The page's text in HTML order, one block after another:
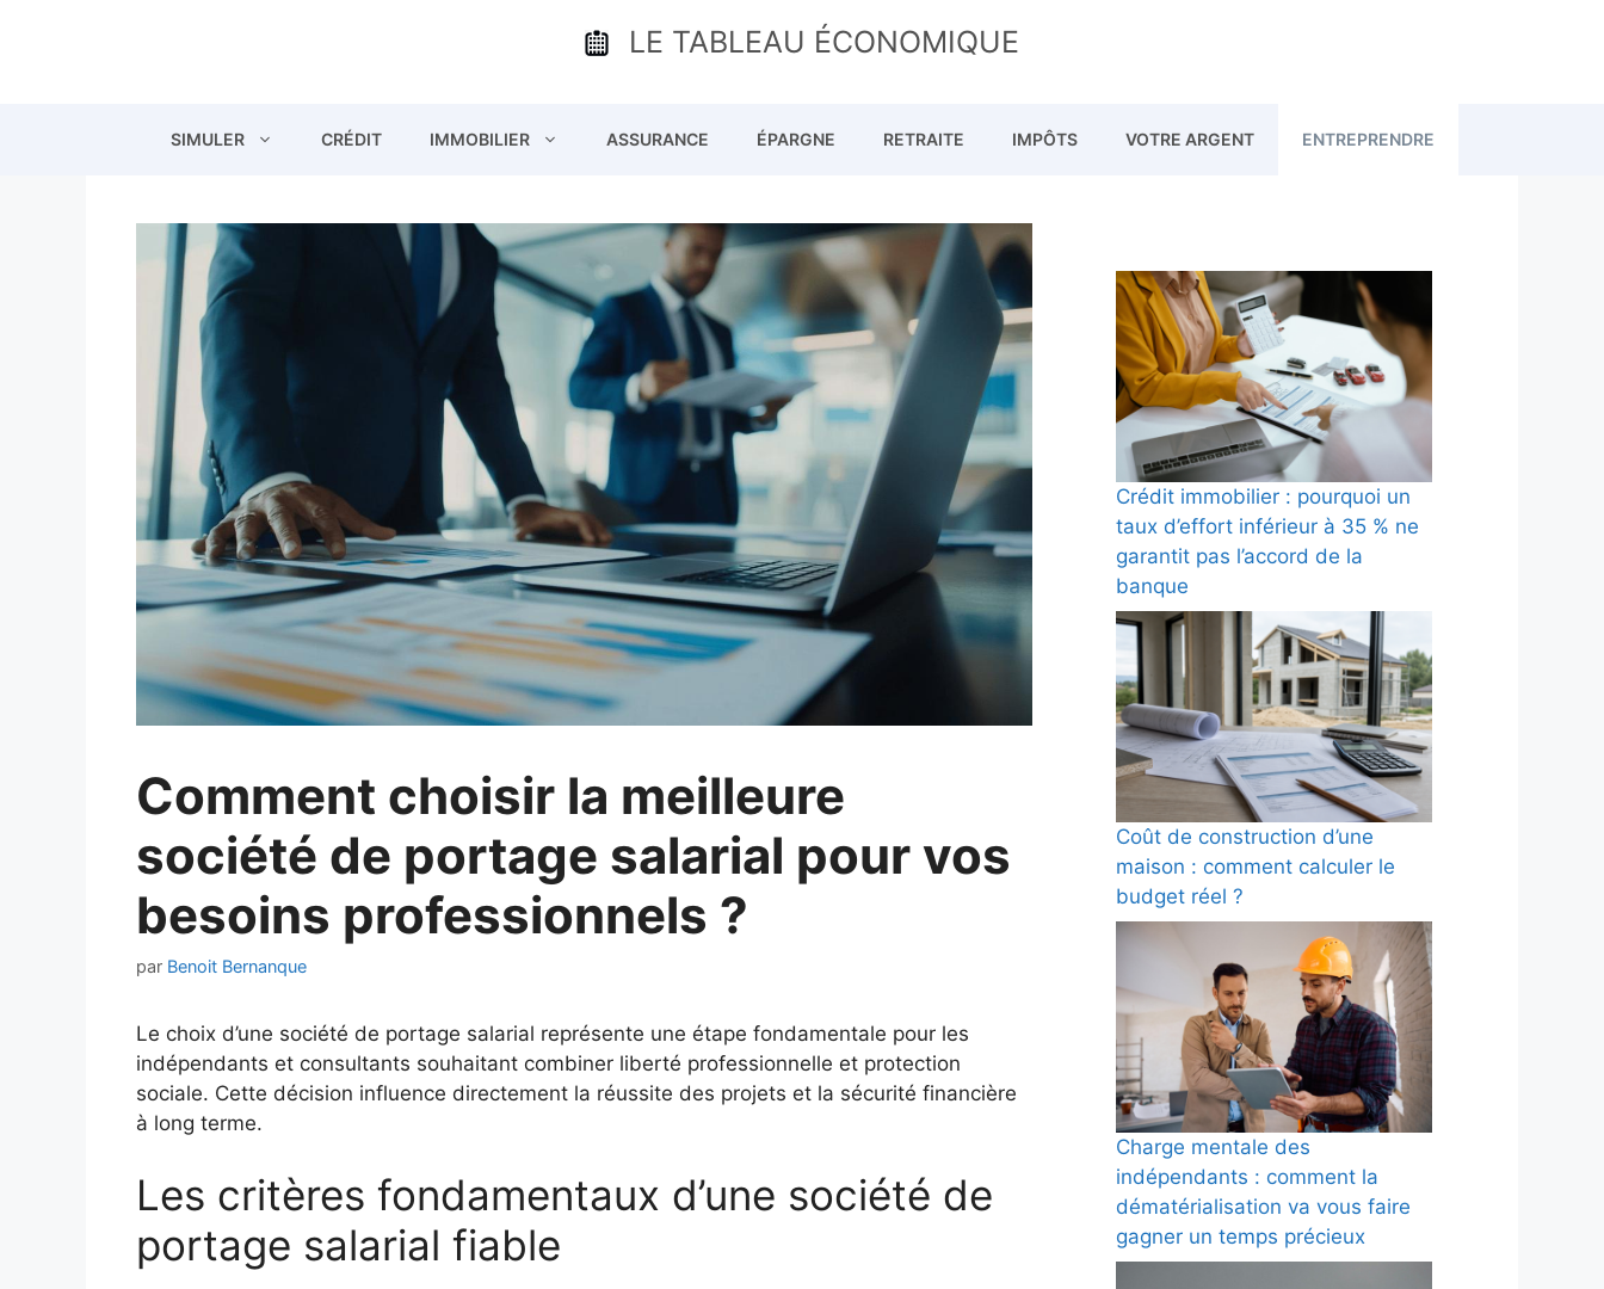
LE TABLEAU ÉCONOMIQUE
SIMULER CRÉDIT IMMOBILIER ASSURANCE ÉPARGNE RETRAITE IMPÔTS VOTRE ARGENT ENTREPRENDRE
Comment choisir la meilleure
société de portage salarial pour vos
besoins professionnels ?
par Benoit Bernanque
Le choix d’une société de portage salarial représente une étape fondamentale pour les
indépendants et consultants souhaitant combiner liberté professionnelle et protection
sociale. Cette décision influence directement la réussite des projets et la sécurité financière
à long terme.
Les critères fondamentaux d’une société de
portage salarial fiable
Crédit immobilier : pourquoi un
taux d’effort inférieur à 35 % ne
garantit pas l’accord de la
banque
Coût de construction d’une
maison : comment calculer le
budget réel ?
Charge mentale des
indépendants : comment la
dématérialisation va vous faire
gagner un temps précieux